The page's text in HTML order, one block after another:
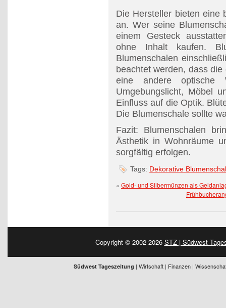
Die Hersteller bieten eine
an. Wer seine
einem Gesteck
ohne Inhalt kaufen.
Blumenschalen
beachtet werden, dass
eine andere optische
Umgebungslicht, Möbel
Einfluss auf die Optik.
Die Blumenschale sollte
Fazit: Blumenschalen
Ästhetik in Wohnräume
sorgfältig erfolgen.
Tags: Dekorative
« Gold- und Silbermünzen als
Copyright © 2002-2026 STZ | Südwest
Südwest Tageszeitung | Wirtschaft | Finanzen |